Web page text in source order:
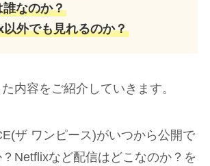
誰なのか？
外でも見れるのか？
内容をご紹介していきます。
ザ ワンピース)がいつから公開で
Netflixなど配信はどこなのか？を